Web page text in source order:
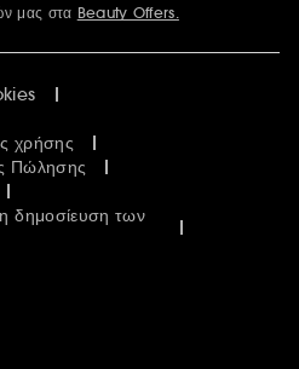
μας στα Beauty Offers.
χρήσης
Πώλησης
δημοσίευση των